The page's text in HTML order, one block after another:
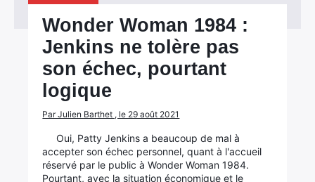
Wonder Woman 1984 :
Jenkins ne tolère pas
son échec, pourtant
logique
Par Julien Barthet , le 29 août 2021
Oui, Patty Jenkins a beaucoup de mal à
accepter son échec personnel, quant à l'accueil
réservé par le public à Wonder Woman 1984.
Pourtant, avec la situation économique et le